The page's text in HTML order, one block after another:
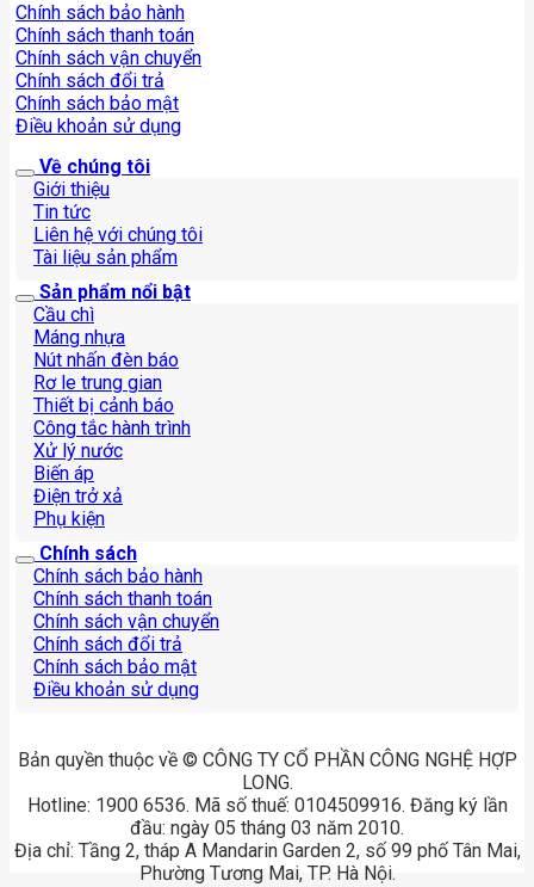
Chính sách bảo hành
Chính sách thanh toán
Chính sách vận chuyển
Chính sách đổi trả
Chính sách bảo mật
Điều khoản sử dụng
Về chúng tôi
Giới thiệu
Tin tức
Liên hệ với chúng tôi
Tài liệu sản phẩm
Sản phẩm nổi bật
Cầu chì
Máng nhựa
Nút nhấn đèn báo
Rơ le trung gian
Thiết bị cảnh báo
Công tắc hành trình
Xử lý nước
Biến áp
Điện trở xả
Phụ kiện
Chính sách
Chính sách bảo hành
Chính sách thanh toán
Chính sách vận chuyển
Chính sách đổi trả
Chính sách bảo mật
Điều khoản sử dụng
Bản quyền thuộc về © CÔNG TY CỔ PHẦN CÔNG NGHỆ HỢP
LONG.
Hotline: 1900 6536. Mã số thuế: 0104509916. Đăng ký lần
đầu: ngày 05 tháng 03 năm 2010.
Địa chỉ: Tầng 2, tháp A Mandarin Garden 2, số 99 phố Tân Mai,
Phường Tương Mai, TP. Hà Nội.